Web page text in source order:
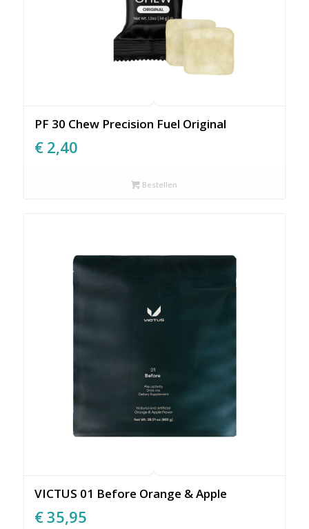
PF 30 Chew Precision Fuel Original
€ 2,40
Bestellen
VICTUS 01 Before Orange & Apple
€35,95